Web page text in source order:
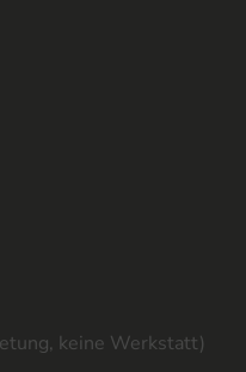
keine Werkstatt)